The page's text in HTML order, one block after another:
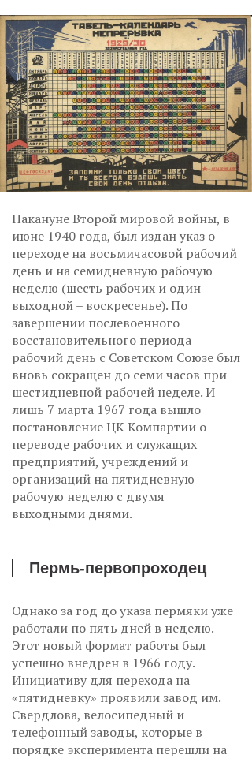
Накануне Второй мировой войны, в
июне 1940 года, был издан указ о
переходе на восьмичасовой рабочий
день и на семидневную рабочую
неделю (шесть рабочих и один
выходной – воскресенье). По
завершении послевоенного
восстановительного периода
рабочий день с Советском Союзе был
вновь сокращен до семи часов при
шестидневной рабочей неделе. И
лишь 7 марта 1967 года вышло
постановление ЦК Компартии о
переводе рабочих и служащих
предприятий, учреждений и
организаций на пятидневную
рабочую неделю с двумя
выходными днями.
Пермь-первопроходец
Однако за год до указа пермяки уже
работали по пять дней в неделю.
Этот новый формат работы был
успешно внедрен в 1966 году.
Инициативу для перехода на
«пятидневку» проявили завод им.
Свердлова, велосипедный и
телефонный заводы, которые в
порядке эксперимента перешли на